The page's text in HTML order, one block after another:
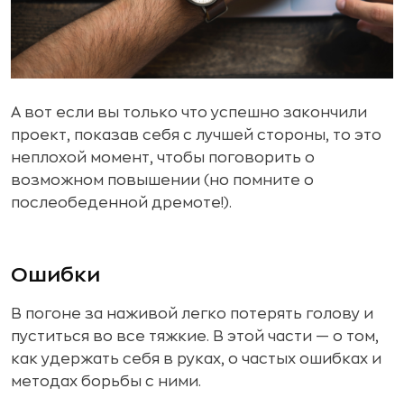
А вот если вы только что успешно закончили
проект, показав себя с лучшей стороны, то это
неплохой момент, чтобы поговорить о
возможном повышении (но помните о
послеобеденной дремоте!).
Ошибки
В погоне за наживой легко потерять голову и
пуститься во все тяжкие. В этой части — о том,
как удержать себя в руках, о частых ошибках и
методах борьбы с ними.